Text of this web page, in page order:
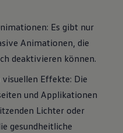
Es gibt nur
Animationen, die
deaktivieren können.
Effekte: Die
und Applikationen
Lichter oder
gesundheitliche